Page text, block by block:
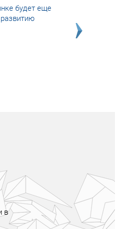
будет еще
в